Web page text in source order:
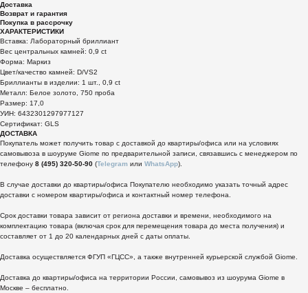
Доставка
Возврат и гарантия
Покупка в рассрочку
ХАРАКТЕРИСТИКИ
Вставка: Лабораторный бриллиант
Вес центральных камней: 0,9 ct
Форма: Маркиз
Цвет/качество камней: D/VS2
Бриллианты в изделии: 1 шт., 0,9 ct
Металл: Белое золото, 750 проба
Размер: 17,0
УИН: 6432301297977127
Сертификат: GLS
ДОСТАВКА
Покупатель может получить товар с доставкой до квартиры/офиса или на условиях
самовывоза в шоуруме Giome по предварительной записи, связавшись с менеджером по
телефону 8 (495) 320-50-90 (Telegram или WhatsApp).
В случае доставки до квартиры/офиса Покупателю необходимо указать точный адрес
доставки с номером квартиры/офиса и контактный номер телефона.
Срок доставки товара зависит от региона доставки и времени, необходимого на
комплектацию товара (включая срок для перемещения товара до места получения) и
составляет от 1 до 20 календарных дней с даты оплаты.
Доставка осуществляется ФГУП «ГЦСС», а также внутренней курьерской службой Giome.
Доставка до квартиры/офиса на территории России, самовывоз из шоурума Giome в
Москве – бесплатно.